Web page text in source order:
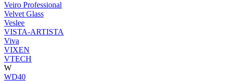
Veiro Professional
Velvet Glass
Veslee
VISTA-ARTISTA
Viva
VIXEN
VTECH
W
WD40